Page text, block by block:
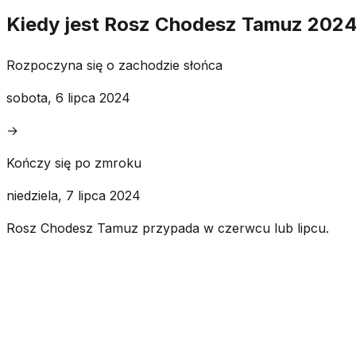
Kiedy jest Rosz Chodesz Tamuz
Rozpoczyna się o zachodzie słońca
sobota, 6 lipca 2024
→
Kończy się po zmroku
niedziela, 7 lipca 2024
Rosz Chodesz Tamuz przypada w czerwcu lub lipcu.